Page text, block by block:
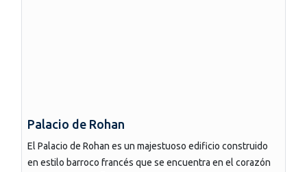
Palacio de Rohan
El Palacio de Rohan es un majestuoso edificio construido
en estilo barroco francés que se encuentra en el corazón